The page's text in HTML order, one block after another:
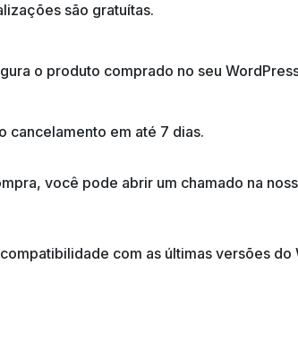
são gratuítas.
o produto comprado no seu
cancelamento em até 7 dias.
você pode abrir um chamado na
com as últimas versões